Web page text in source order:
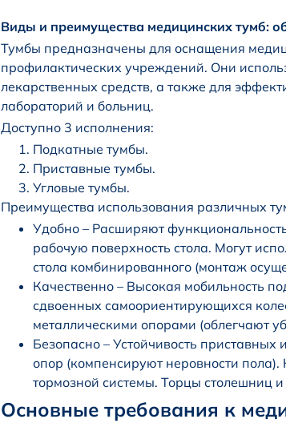
Виды и преимущества медицинских тумб:
Тумбы предназначены для оснащения
профилактических учреждений. Они
лекарственных средств, а также для
лабораторий и больниц.
Доступно 3 исполнения:
Подкатные тумбы.
Приставные тумбы.
Угловые тумбы.
Преимущества использования различных
Удобно – Расширяют
рабочую поверхность стола. Могут
стола комбинированного (монтаж
Качественно – Высокая мобильность
сдвоенных самоориентирующихся
металлическими опорами (облегчают
Безопасно – Устойчивость приставных
опор (компенсируют неровности
тормозной системы. Торцы
Основные требования к